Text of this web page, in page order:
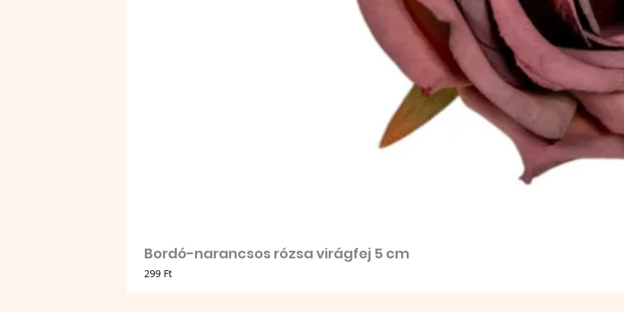
Bordó-narancsos rózsa virágfej 5 cm
Ár
299 Ft